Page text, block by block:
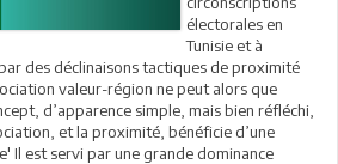
électorales en
Tunisie et à
des déclinaisons tactiques de proximité
valeur-région ne peut alors que
d’apparence simple, mais bien réfléchi,
et la proximité, bénéficie d’une
Il est servi par une grande dominance